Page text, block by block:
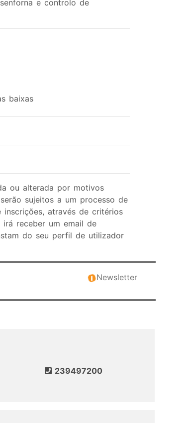
e controlo de
baixas
ou alterada por motivos
sujeitos a um processo de
inscrições, através de critérios
irá receber um email de
do seu perfil de utilizador
Newsletter
239497200